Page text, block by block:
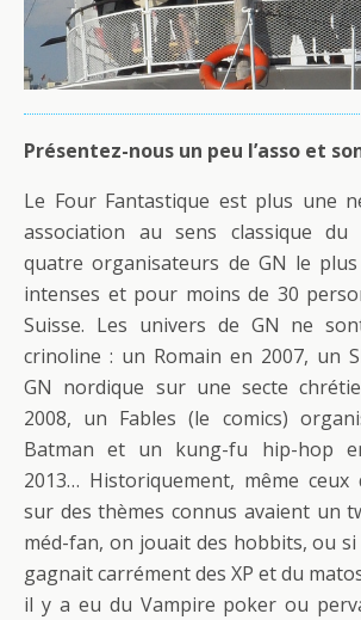
Présentez-nous un peu l’asso et
Le Four Fantastique est plus une
association au sens classique
quatre organisateurs de GN le
intenses et pour moins de 30
Suisse. Les univers de GN ne
crinoline : un Romain en 2007, un
GN nordique sur une secte
2008, un Fables (le comics)
Batman et un kung-fu hip-hop
2013… Historiquement, même
sur des thèmes connus avaient un
méd-fan, on jouait des hobbits, ou si
gagnait carrément des XP et du
il y a eu du Vampire poker ou